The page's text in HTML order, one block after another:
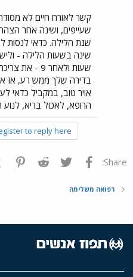
שעייפים, ושינה אחר
שנת הלילה. כדאי לנסות
שעות ולאחר
בדירה שלך ממש רע, אז
אויר טוב, במקביל כדאי
הרופא, לאכול בריא,
to reply here.
Share: פייסבוק Twitter
Reddit
רפואה משלימה